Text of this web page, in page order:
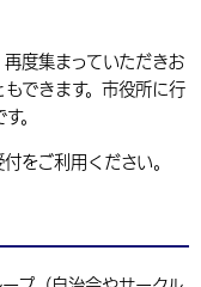
方向け情報
策
食べる
ベント・祭り
紹介
聴
度集まっていただきお
できます。市役所に行
。
をご利用ください。